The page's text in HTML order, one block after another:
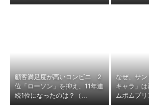
顧客満足度が高いコンビニ 2
位「ローソン」を抑え、11年連
続1位になったのは？（...
なぜ、サ
キャラ」
ムポムプ